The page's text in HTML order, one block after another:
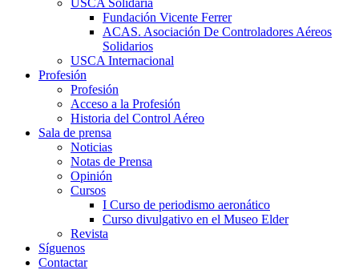
Fundación Vicente Ferrer
ACAS. Asociación De Controladores Aéreos
Solidarios
USCA Internacional
Profesión
Profesión
Acceso a la Profesión
Historia del Control Aéreo
Sala de prensa
Noticias
Notas de Prensa
Opinión
Cursos
I Curso de periodismo aeronático
Curso divulgativo en el Museo Elder
Revista
Síguenos
Contactar